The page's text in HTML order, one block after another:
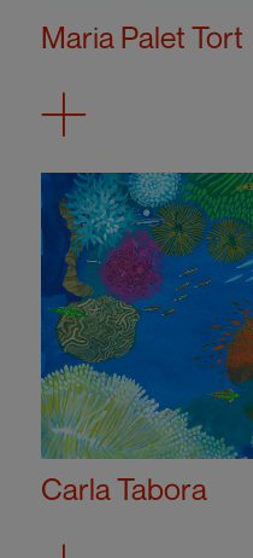
Maria Palet Tort
Carla Tabora